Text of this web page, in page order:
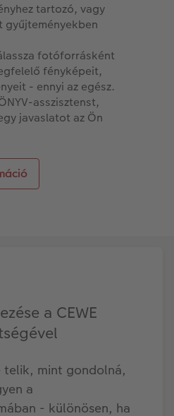
tartozó, vagy
fotóforrásként
fényképeit,
- ennyi az egész.
asszisztenst,
javaslatot az Ön
a CEWE
telik, mint gondolná,
a
- különösen, ha